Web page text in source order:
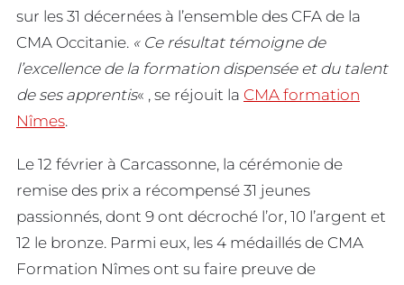
sur les 31 décernées à l’ensemble des CFA de la
CMA Occitanie. « Ce résultat témoigne de
l’excellence de la formation dispensée et du talent
de ses apprentis« , se réjouit la CMA formation
Nîmes.
Le 12 février à Carcassonne, la cérémonie de
remise des prix a récompensé 31 jeunes
passionnés, dont 9 ont décroché l’or, 10 l’argent et
12 le bronze. Parmi eux, les 4 médaillés de CMA
Formation Nîmes ont su faire preuve de